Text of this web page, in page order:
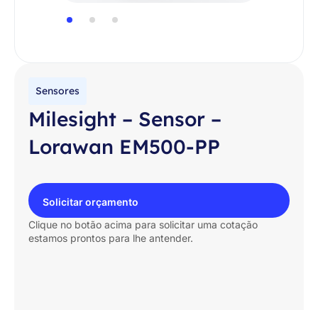
Sensores
Milesight – Sensor –
Lorawan EM500-PP
Solicitar orçamento
Clique no botão acima para solicitar uma cotação
estamos prontos para lhe antender.